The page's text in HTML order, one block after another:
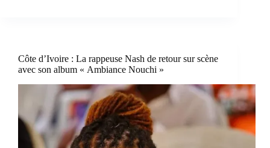
Côte d’Ivoire : La rappeuse Nash de retour sur scène
avec son album « Ambiance Nouchi »